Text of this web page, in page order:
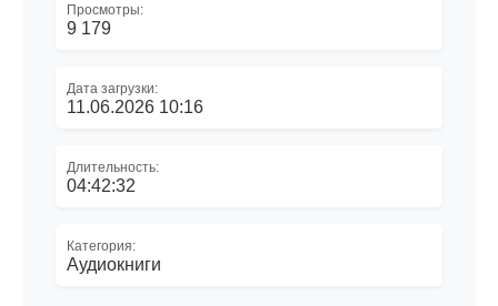
Просмотры:
9 179
Дата загрузки:
11.06.2026 10:16
Длительность:
04:42:32
Категория:
Аудиокниги